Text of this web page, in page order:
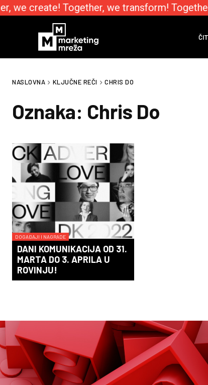
we create! Together, we transform!
NASLOVNA KLJUČNE REČI CHRIS DO
Oznaka: Chris Do
DOGAĐAJI I NAGRADE
DANI KOMUNIKACIJA OD 31.
MARTA DO 3. APRILA U
ROVINJU!